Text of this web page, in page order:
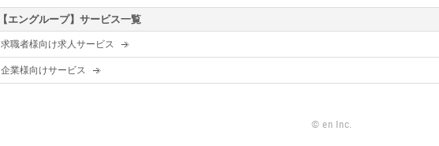
【エングループ】サービス一覧
求職者様向け求人サービス
企業様向けサービス
© en Inc.